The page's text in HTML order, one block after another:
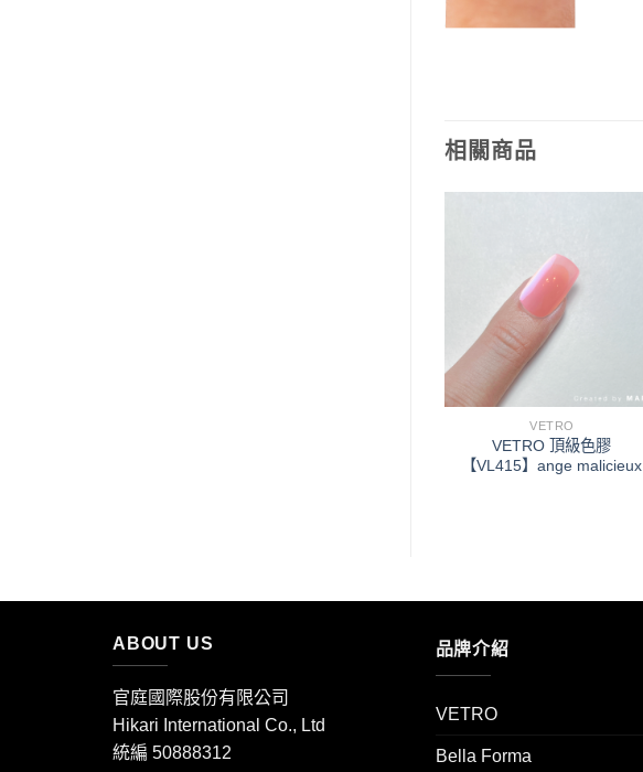
相關商品
VETRO
VETRO 頂級色膠
【VL415】ange malicieux
ABOUT US
官庭國際股份有限公司
Hikari International Co., Ltd
統編 50888312
品牌介紹
VETRO
Bella Forma